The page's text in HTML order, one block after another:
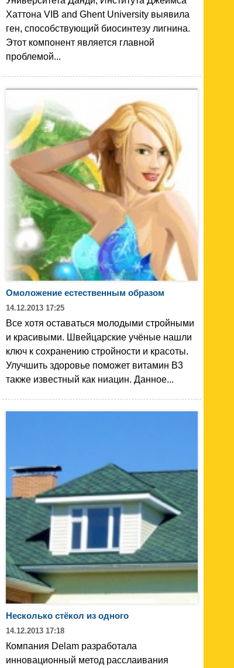
Хаттона VIB and Ghent University выявила
ген, способствующий биосинтезу лигнина.
Этот компонент является главной
проблемой...
Омоложение естественным образом
14.12.2013 17:25
Все хотя оставаться молодыми стройными
и красивыми. Швейцарские учёные нашли
ключ к сохранению стройности и красоты.
Улучшить здоровье поможет витамин B3
также известный как ниацин. Данное...
Несколько стёкол из одного
14.12.2013 17:18
Компания Delam разработала
инновационный метод расслаивания